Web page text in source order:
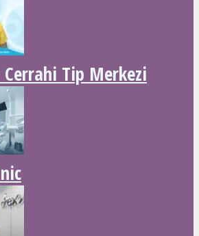
Cerrahi Tip Merkezi